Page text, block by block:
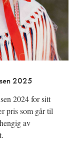
2025
2024 for sitt
pris som går til
av